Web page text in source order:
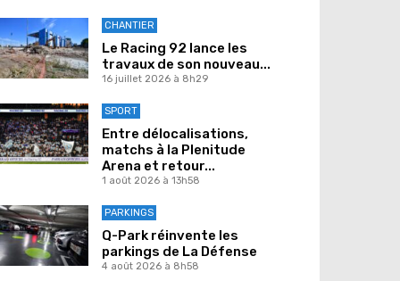
CHANTIER
Le Racing 92 lance les
travaux de son nouveau...
16 juillet 2026 à 8h29
SPORT
Entre délocalisations,
matchs à la Plenitude
Arena et retour...
1 août 2026 à 13h58
PARKINGS
Q-Park réinvente les
parkings de La Défense
4 août 2026 à 8h58